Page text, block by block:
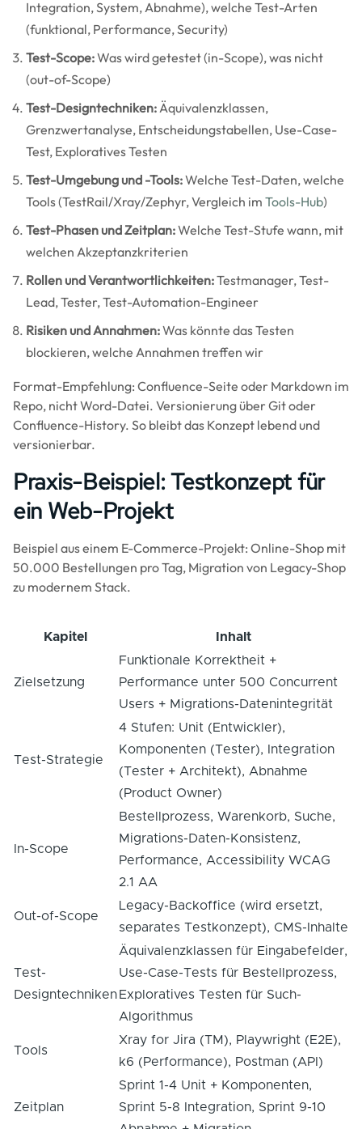
Integration, System, Abnahme), welche Test-Arten
(funktional, Performance, Security)
Test-Scope:Was wird getestet (in-Scope), was nicht
(out-of-Scope)
Test-Designtechniken:Äquivalenzklassen,
Grenzwertanalyse, Entscheidungstabellen, Use-Case-
Test, Exploratives Testen
Test-Umgebung und -Tools:Welche Test-Daten, welche
Tools (TestRail/Xray/Zephyr, Vergleich im Tools-Hub)
Test-Phasen und Zeitplan:Welche Test-Stufe wann, mit
welchen Akzeptanzkriterien
Rollen und Verantwortlichkeiten:Testmanager, Test-
Lead, Tester, Test-Automation-Engineer
Risiken und Annahmen:Was könnte das Testen
blockieren, welche Annahmen treffen wir
Format-Empfehlung: Confluence-Seite oder Markdown im
Repo, nicht Word-Datei. Versionierung über Git oder
Confluence-History. So bleibt das Konzept lebend und
versionierbar.
Praxis-Beispiel: Testkonzept für
ein Web-Projekt
Beispiel aus einem E-Commerce-Projekt: Online-Shop mit
50.000 Bestellungen pro Tag, Migration von Legacy-Shop
zu modernem Stack.
Kapitel Inhalt
Zielsetzung
Funktionale Korrektheit +
Performance unter 500 Concurrent
Users + Migrations-Datenintegrität
Test-Strategie
4 Stufen: Unit (Entwickler),
Komponenten (Tester), Integration
(Tester + Architekt), Abnahme
(Product Owner)
In-Scope
Bestellprozess, Warenkorb, Suche,
Migrations-Daten-Konsistenz,
Performance, Accessibility WCAG
2.1 AA
Out-of-Scope
Legacy-Backoffice (wird ersetzt,
separates Testkonzept), CMS-Inhalte
Test-
Designtechniken
Äquivalenzklassen für Eingabefelder,
Use-Case-Tests für Bestellprozess,
Exploratives Testen für Such-
Algorithmus
Tools
Xray for Jira (TM), Playwright (E2E),
k6 (Performance), Postman (API)
Zeitplan
Sprint 1-4 Unit + Komponenten,
Sprint 5-8 Integration, Sprint 9-10